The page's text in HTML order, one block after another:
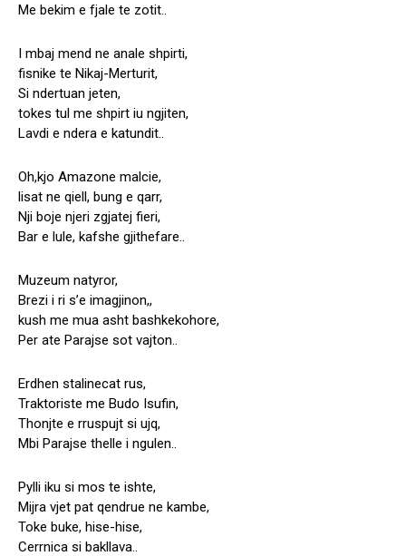
Me bekim e fjale te zotit..
I mbaj mend ne anale shpirti,
fisnike te Nikaj-Merturit,
Si ndertuan jeten,
tokes tul me shpirt iu ngjiten,
Lavdi e ndera e katundit..
Oh,kjo Amazone malcie,
lisat ne qiell, bung e qarr,
Nji boje njeri zgjatej fieri,
Bar e lule, kafshe gjithefare..
Muzeum natyror,
Brezi i ri s’e imagjinon,,
kush me mua asht bashkekohore,
Per ate Parajse sot vajton..
Erdhen stalinecat rus,
Traktoriste me Budo Isufin,
Thonjte e rruspujt si ujq,
Mbi Parajse thelle i ngulen..
Pylli iku si mos te ishte,
Mijra vjet pat qendrue ne kambe,
Toke buke, hise-hise,
Cerrnica si bakllava..